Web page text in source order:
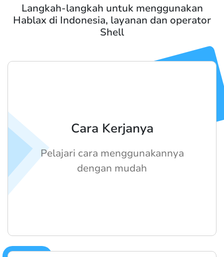
Langkah-langkah untuk menggunakan
Hablax di Indonesia, layanan dan operator
Shell
Cara Kerjanya
Pelajari cara menggunakannya
dengan mudah